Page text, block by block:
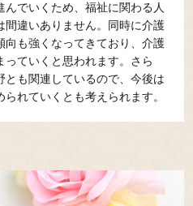
でいくため、福祉に関わる人
間違いありません。同時に介護
向も強くなってきており、介護
ていくと思われます。さら
も関連しているので、今後は
れていくとも考えられます。